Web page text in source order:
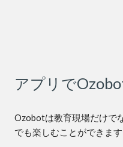
アプリで
Ozobotは教育現場だけで
でも楽しむことができます